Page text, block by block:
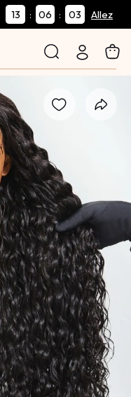
13 : 06 : 02 Allez